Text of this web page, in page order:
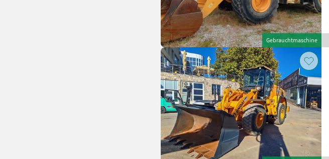
Gebrauchtmaschine